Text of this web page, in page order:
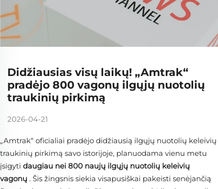
Didžiausias visų laikų! „Amtrak“
pradėjo 800 vagonų ilgųjų nuotolių
traukinių pirkimą
2026-04-21
„Amtrak“ oficialiai pradėjo didžiausią ilgųjų nuotolių keleivių
traukinių pirkimą savo istorijoje, planuodama vienu metu
įsigyti daugiau nei 800 naujų ilgųjų nuotolių keleivių
vagonų . Šis žingsnis siekia visapusiškai pakeisti senėjančią